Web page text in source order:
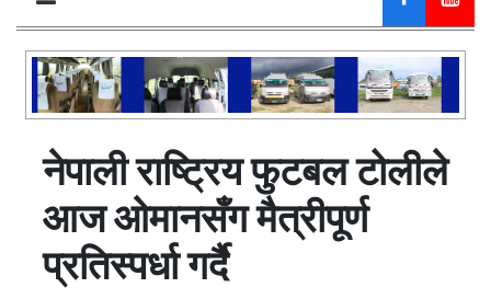
नेपाली राष्ट्रिय फुटबल टोलीले
आज ओमानसँग मैत्रीपूर्ण
प्रतिस्पर्धा गर्दै